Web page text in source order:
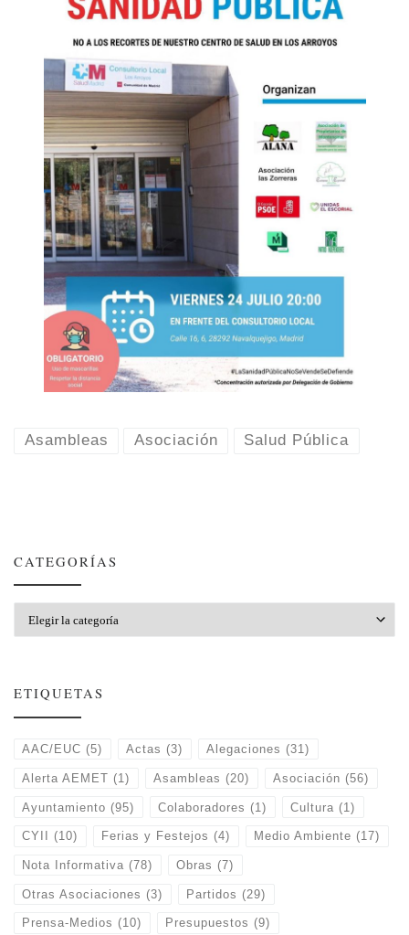
Asambleas Asociación Salud Pública
CATEGORÍAS
ETIQUETAS
AAC/EUC (5) Actas (3) Alegaciones (31)
Alerta AEMET (1) Asambleas (20) Asociación (56)
Ayuntamiento (95) Colaboradores (1) Cultura (1)
CYII (10) Ferias y Festejos (4) Medio Ambiente (17)
Nota Informativa (78) Obras (7)
Otras Asociaciones (3) Partidos (29)
Prensa-Medios (10) Presupuestos (9)